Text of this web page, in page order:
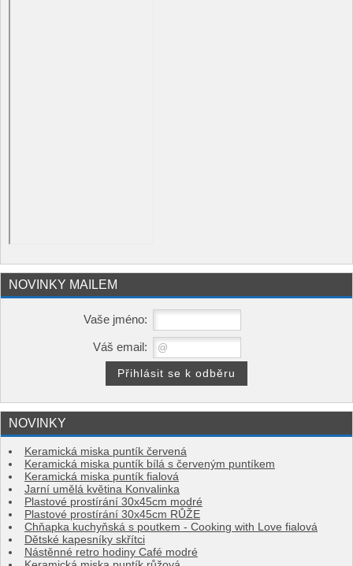
NOVINKY MAILEM
Vaše jméno:
Váš email:
NOVINKY
Keramická miska puntík červená
Keramická miska puntík bílá s červeným puntíkem
Keramická miska puntík fialová
Jarní umělá květina Konvalinka
Plastové prostírání 30x45cm modré
Plastové prostírání 30x45cm RŮŽE
Chňapka kuchyňská s poutkem - Cooking with Love fialová
Dětské kapesníky skřítci
Nástěnné retro hodiny Café modré